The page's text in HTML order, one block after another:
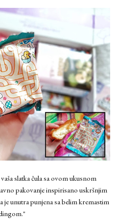
slatka čula sa ovom ukusnom
pakovanje inspirisano uskršnjim
je unutra punjena sa belim kremastim